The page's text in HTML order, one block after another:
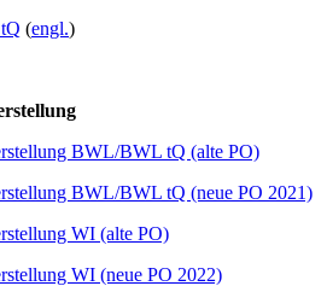
(engl.)
BWL/BWL tQ (alte PO)
BWL/BWL tQ (neue PO 2021)
WI (alte PO)
WI (neue PO 2022)